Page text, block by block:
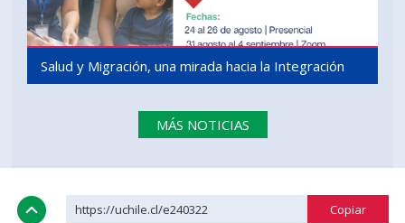
Salud y Migración, una mirada hacia la Integración
MÁS NOTICIAS
https://uchile.cl/e240322